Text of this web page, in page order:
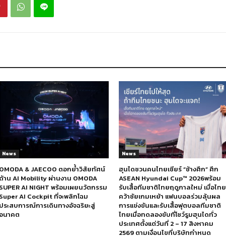
News
OMODA & JAECOO ตอกย้ำวิสัยทัศน์
ด้าน AI Mobility ผ่านงาน OMODA
SUPER AI NIGHT พร้อมเผยนวัตกรรม
Super AI Cockpit ที่จะพลิกโฉม
ประสบการณ์การเดินทางอัจฉริยะสู่
อนาคต
News
ฮุนไดชวนคนไทยเชียร์ “ช้างศึก” ศึก
ASEAN Hyundai Cup™ 2026พร้อม
รับเสื้อทีมชาติไทยฤดูกาลใหม่ เมื่อไทย
คว้าชัยเกมเหย้า แฟนบอลร่วมลุ้นผล
การแข่งขันและรับเสื้อฟุตบอลทีมชาติ
ไทยเมื่อทดลองขับที่โชว์รูมฮุนไดทั่ว
ประเทศตั้งแต่วันที่ 2 – 17 สิงหาคม
2569 ตามเงื่อนไขที่บริษัทกำหนด